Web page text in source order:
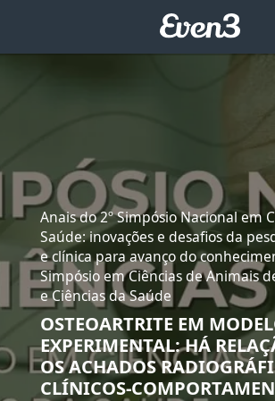
Anais do 2º Simpósio Nacional em
Saúde: inovações e desafios da
e clínica para avanço do
Simpósio em Ciências de Animais
e Ciências da Saúde
OSTEOARTRITE EM
EXPERIMENTAL: HÁ
OS ACHADOS
CLÍNICOS-